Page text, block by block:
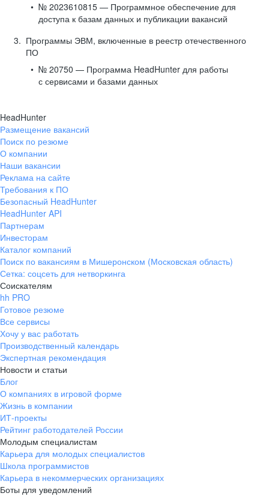
№ 2023610815 — Программное обеспечение для
доступа к базам данных и публикации вакансий
Программы ЭВМ, включенные в реестр отечественного
ПО
№ 20750 — Программа HeadHunter для работы
с сервисами и базами данных
HeadHunter
Размещение вакансий
Поиск по резюме
О компании
Наши вакансии
Реклама на сайте
Требования к ПО
Безопасный HeadHunter
HeadHunter API
Партнерам
Инвесторам
Каталог компаний
Поиск по вакансиям в Мишеронском (Московская область)
Сетка: соцсеть для нетворкинга
Соискателям
hh PRO
Готовое резюме
Все сервисы
Хочу у вас работать
Производственный календарь
Экспертная рекомендация
Новости и статьи
Блог
О компаниях в игровой форме
Жизнь в компании
ИТ-проекты
Рейтинг работодателей России
Молодым специалистам
Карьера для молодых специалистов
Школа программистов
Карьера в некоммерческих организациях
Боты для уведомлений